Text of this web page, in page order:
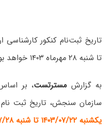
تا شنبه ۲۸ مهرماه ۱۴۰۳ خواهد بود.
به گزارش مسترتست، بر
سازمان سنجش، تاریخ ثبت نام
یکشنبه ۱۴۰۳/۰۷/۲۲ تا شنبه ۱۴۰۳/۰۷/۲۸